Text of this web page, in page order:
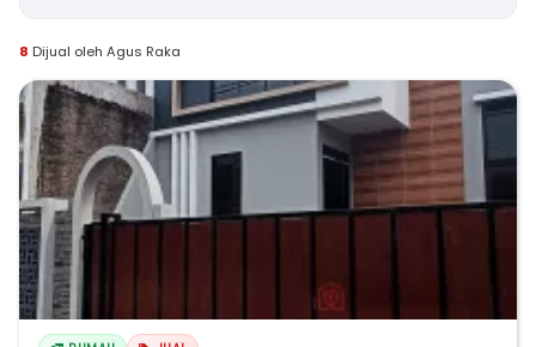
8 Dijual oleh Agus Raka